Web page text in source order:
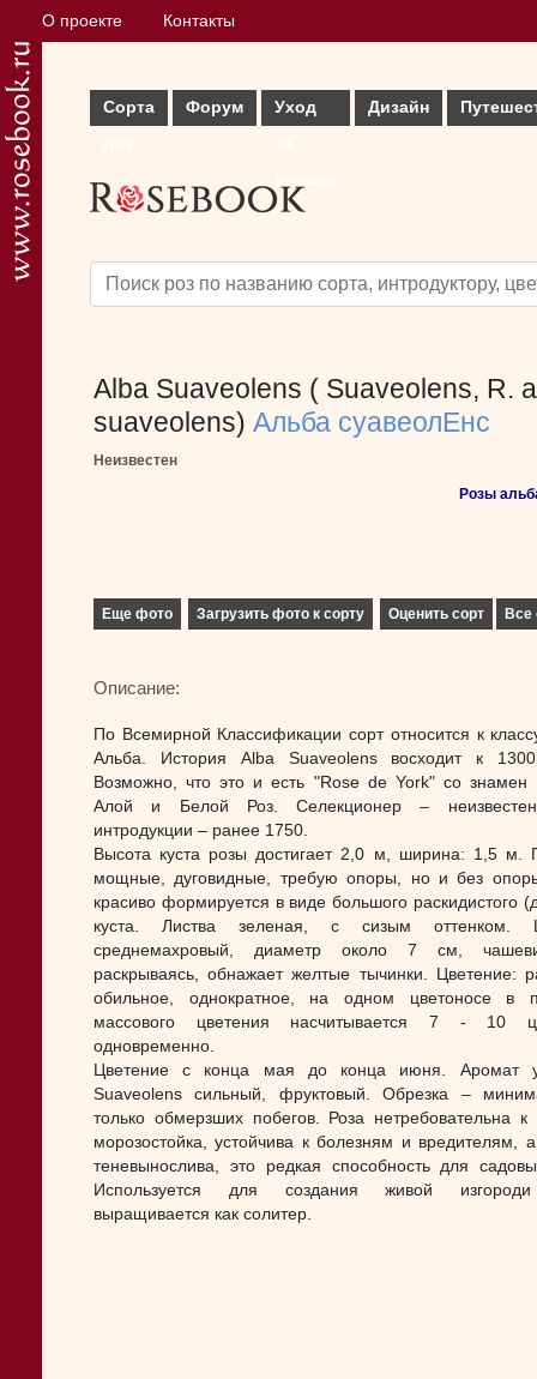
О проекте Контакты
Сорта
Форум
Уход
Дизайн
Alba Suaveolens ( Suaveolens, R.
suaveolens) Альба суавеолЕнс
Неизвестен
Розы
Еще фото Загрузить фото к сорту Оценить сорт Все
Описание:
По Всемирной Классификации сорт относится к
Альба. История Alba Suaveolens восходит к
Возможно, что это и есть "Rose de York" со знамен
Алой и Белой Роз. Селекционер –
интродукции – ранее 1750.
Высота куста розы достигает 2,0 м, ширина: 1,5 м.
мощные, дуговидные, требую опоры, но и без
красиво формируется в виде большого раскидистого
куста. Листва зеленая, с сизым оттенком.
среднемахровый, диаметр около 7 см,
раскрываясь, обнажает желтые тычинки. Цветение:
обильное, однократное, на одном цветоносе в
массового цветения насчитывается 7 - 10
одновременно.
Цветение с конца мая до конца июня. Аромат
Suaveolens сильный, фруктовый. Обрезка –
только обмерзших побегов. Роза нетребовательна к
морозостойка, устойчива к болезням и вредителям,
теневынослива, это редкая способность для
Используется для создания живой
выращивается как солитер.